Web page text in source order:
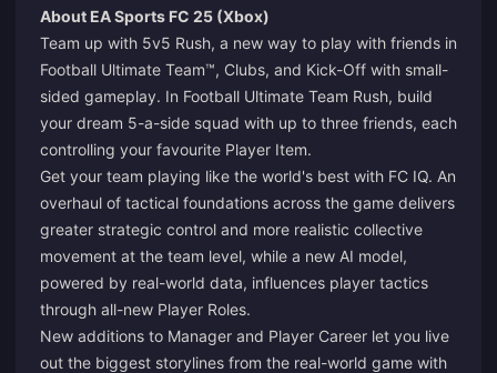
About EA Sports FC 25 (Xbox)
Team up with 5v5 Rush, a new way to play with friends in
Football Ultimate Team™, Clubs, and Kick-Off with small-
sided gameplay. In Football Ultimate Team Rush, build
your dream 5-a-side squad with up to three friends, each
controlling your favourite Player Item.
Get your team playing like the world's best with FC IQ. An
overhaul of tactical foundations across the game delivers
greater strategic control and more realistic collective
movement at the team level, while a new AI model,
powered by real-world data, influences player tactics
through all-new Player Roles.
New additions to Manager and Player Career let you live
out the biggest storylines from the real-world game with